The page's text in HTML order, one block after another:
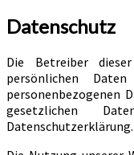
Datenschutz
Die Betreiber
persönlichen
personenbezogenen
gesetzlichen
Datenschutzerklärung.